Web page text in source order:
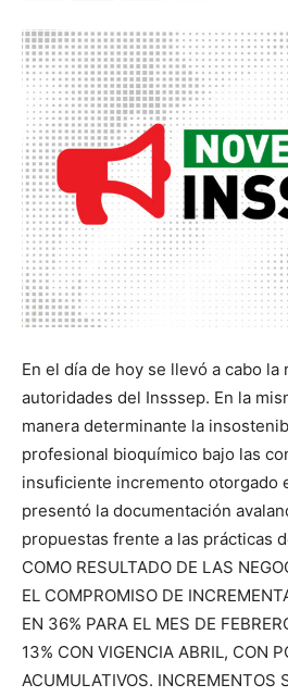
En el día de hoy se llevó a cabo
autoridades del Insssep. En la
manera determinante la
profesional bioquímico bajo las
insuficiente incremento otorgado
presentó la documentación
propuestas frente a las prácticas
COMO RESULTADO DE LAS
EL COMPROMISO DE
EN 36% PARA EL MES DE
13% CON VIGENCIA ABRIL, CON
ACUMULATIVOS. INCREMENTOS